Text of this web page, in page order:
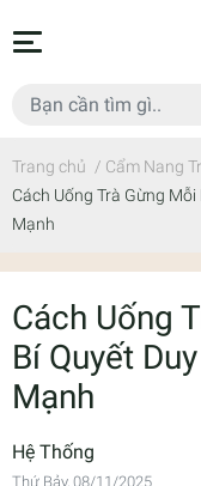
Trang chủ / Cẩm Nang
Cách Uống Trà Gừng
Mạnh
Cách Uống
Bí Quyết
Mạnh
Hệ Thống
Thứ Bảy, 08/11/2025